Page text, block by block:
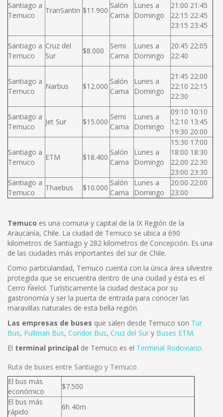
Santiago a
Temuco
TranSantin $11.900
Salón
Cama
Lunes a
Domingo
21:00 21:45
22:15 22:45
23:15 23:45
Santiago a
Temuco
Cruz del
Sur
$8.000
Semi
Cama
Lunes a
Domingo
20:45 22:05
22:40
Santiago a
Temuco
Narbus $12.000
Salón
Cama
Lunes a
Domingo
21:45 22:00
22:10 22:15
22:30
Santiago a
Temuco
Jet Sur $15.000
Semi
Cama
Lunes a
Domingo
09:10 10:10
12:10 13:45
19:30 20:00
Santiago a
Temuco
ETM $18.400
Salón
Cama
Lunes a
Domingo
15:30 17:00
18:00 18:30
22:00 22:30
23:00 23:30
Santiago a
Temuco
Thaebus $10.000
Salón
Cama
Lunes a
Domingo
20:00 22:00
23:00
Temuco es una comuna y capital de la IX Región de la
Araucanía, Chile. La ciudad de Temuco se ubica a 690
kilometros de Santiago y 282 kilometros de Concepción. Es una
de las ciudades más importantes del sur de Chile.
Como particularidad, Temuco cuenta con la única área silvestre
protegida que se encuentra dentro de una ciudad y ésta es el
Cerro Ñielol. Turísticamente la ciudad destaca por su
gastronomía y ser la puerta de entrada para conocer las
maravillas naturales de esta bella región.
Las empresas de buses que salen desde Temuco son Tur
Bus, Pullman Bus, Condor Bus, Cruz del Sur y Buses ETM.
El terminal principal de Temuco es el Terminal Rodoviario.
Ruta de buses entre Santiago y Temuco
El bus más
económico
$7.500
El bus más
rápido
6h 40m